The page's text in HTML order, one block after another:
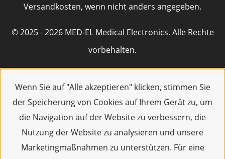
Wenn Sie auf "Alle akzeptieren" klicken, stimmen Sie
der Speicherung von Cookies auf Ihrem Gerät zu, um
die Navigation auf der Website zu verbessern, die
Nutzung der Website zu analysieren und unsere
Marketingmaßnahmen zu unterstützen. Für eine
Versandkosten, wenn nicht anders angegeben.
© 2025 - 2026 MED-EL Medical Electronics. Alle Rechte
vorbehalten.